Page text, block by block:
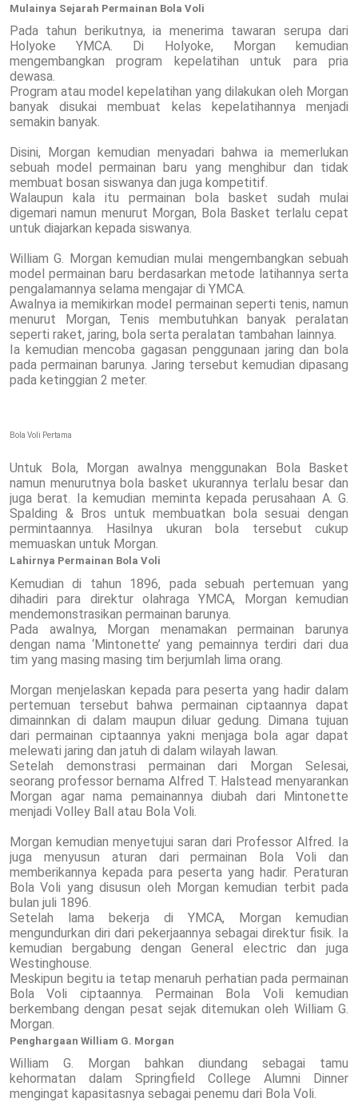
Mulainya Sejarah Permainan Bola Voli
Pada tahun berikutnya, ia menerima tawaran serupa dari
Holyoke YMCA. Di Holyoke, Morgan kemudian
mengembangkan program kepelatihan untuk para pria
dewasa.
Program atau model kepelatihan yang dilakukan oleh Morgan
banyak disukai membuat kelas kepelatihannya menjadi
semakin banyak.
Disini, Morgan kemudian menyadari bahwa ia memerlukan
sebuah model permainan baru yang menghibur dan tidak
membuat bosan siswanya dan juga kompetitif.
Walaupun kala itu permainan bola basket sudah mulai
digemari namun menurut Morgan, Bola Basket terlalu cepat
untuk diajarkan kepada siswanya.
William G. Morgan kemudian mulai mengembangkan sebuah
model permainan baru berdasarkan metode latihannya serta
pengalamannya selama mengajar di YMCA.
Awalnya ia memikirkan model permainan seperti tenis, namun
menurut Morgan, Tenis membutuhkan banyak peralatan
seperti raket, jaring, bola serta peralatan tambahan lainnya.
Ia kemudian mencoba gagasan penggunaan jaring dan bola
pada permainan barunya. Jaring tersebut kemudian dipasang
pada ketinggian 2 meter.
Bola Voli Pertama
Untuk Bola, Morgan awalnya menggunakan Bola Basket
namun menurutnya bola basket ukurannya terlalu besar dan
juga berat. Ia kemudian meminta kepada perusahaan A. G.
Spalding & Bros untuk membuatkan bola sesuai dengan
permintaannya. Hasilnya ukuran bola tersebut cukup
memuaskan untuk Morgan.
Lahirnya Permainan Bola Voli
Kemudian di tahun 1896, pada sebuah pertemuan yang
dihadiri para direktur olahraga YMCA, Morgan kemudian
mendemonstrasikan permainan barunya.
Pada awalnya, Morgan menamakan permainan barunya
dengan nama ‘Mintonette’ yang pemainnya terdiri dari dua
tim yang masing masing tim berjumlah lima orang.
Morgan menjelaskan kepada para peserta yang hadir dalam
pertemuan tersebut bahwa permainan ciptaannya dapat
dimainnkan di dalam maupun diluar gedung. Dimana tujuan
dari permainan ciptaannya yakni menjaga bola agar dapat
melewati jaring dan jatuh di dalam wilayah lawan.
Setelah demonstrasi permainan dari Morgan Selesai,
seorang professor bernama Alfred T. Halstead menyarankan
Morgan agar nama pemainannya diubah dari Mintonette
menjadi Volley Ball atau Bola Voli.
Morgan kemudian menyetujui saran dari Professor Alfred. Ia
juga menyusun aturan dari permainan Bola Voli dan
memberikannya kepada para peserta yang hadir. Peraturan
Bola Voli yang disusun oleh Morgan kemudian terbit pada
bulan juli 1896.
Setelah lama bekerja di YMCA, Morgan kemudian
mengundurkan diri dari pekerjaannya sebagai direktur fisik. Ia
kemudian bergabung dengan General electric dan juga
Westinghouse.
Meskipun begitu ia tetap menaruh perhatian pada permainan
Bola Voli ciptaannya. Permainan Bola Voli kemudian
berkembang dengan pesat sejak ditemukan oleh William G.
Morgan.
Penghargaan William G. Morgan
William G. Morgan bahkan diundang sebagai tamu
kehormatan dalam Springfield College Alumni Dinner
mengingat kapasitasnya sebagai penemu dari Bola Voli.